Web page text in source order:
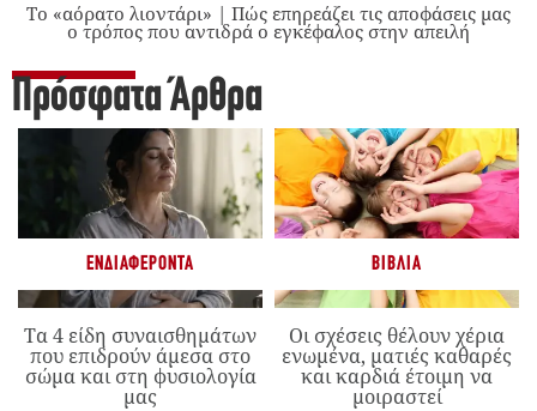
Το «αόρατο λιοντάρι» | Πώς επηρεάζει τις αποφάσεις μας
ο τρόπος που αντιδρά ο εγκέφαλος στην απειλή
Πρόσφατα Άρθρα
ΕΝΔΙΑΦΈΡΟΝΤΑ
Τα 4 είδη συναισθημάτων
που επιδρούν άμεσα στο
σώμα και στη φυσιολογία
μας
ΒΙΒΛΊΑ
Οι σχέσεις θέλουν χέρια
ενωμένα, ματιές καθαρές
και καρδιά έτοιμη να
μοιραστεί